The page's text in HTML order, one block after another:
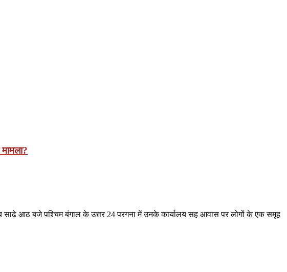
साढ़े आठ बजे पश्चिम बंगाल के उत्तर 24 परगना में उनके कार्यालय सह आवास पर लोगों के एक समूह